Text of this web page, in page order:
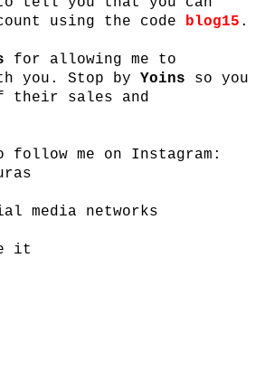
using the code blog15 .
for allowing me to
you. Stop by Yoins so you
their sales and
me on Instagram:
media networks
it